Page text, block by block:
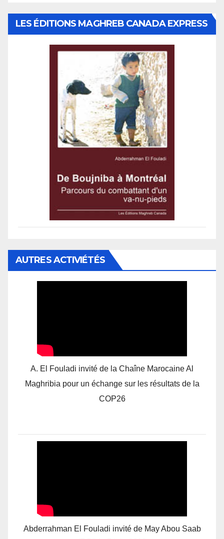
LES ÉDITIONS MAGHREB CANADA EXPRESS
AUTRES ACTIVIÉTÉS
A. El Fouladi invité de la Chaîne Marocaine Al
Maghribia pour un échange sur les résultats de la
COP26
Abderrahman El Fouladi invité de May Abou Saab